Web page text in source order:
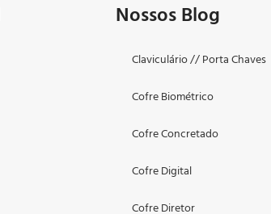
Nossos Blog
Claviculário // Porta Chaves
Cofre Biométrico
Cofre Concretado
Cofre Digital
Cofre Diretor